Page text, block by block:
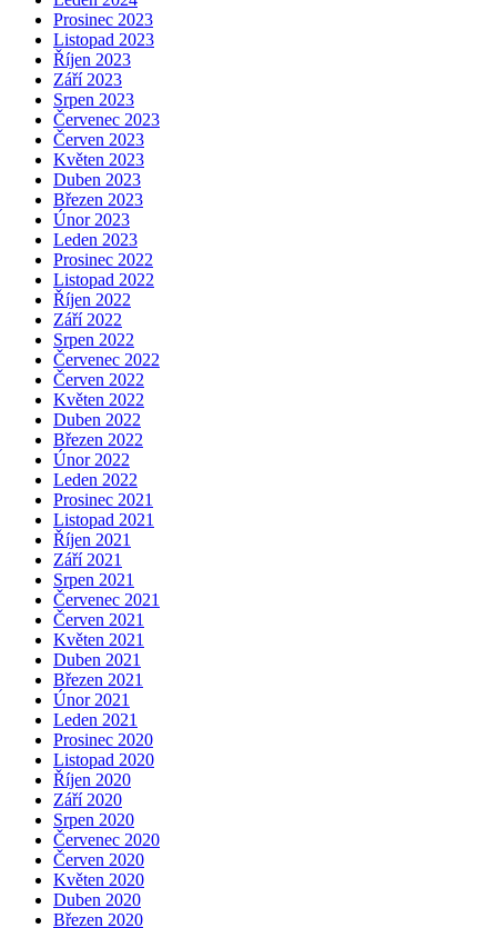
Prosinec 2023
Listopad 2023
Říjen 2023
Září 2023
Srpen 2023
Červenec 2023
Červen 2023
Květen 2023
Duben 2023
Březen 2023
Únor 2023
Leden 2023
Prosinec 2022
Listopad 2022
Říjen 2022
Září 2022
Srpen 2022
Červenec 2022
Červen 2022
Květen 2022
Duben 2022
Březen 2022
Únor 2022
Leden 2022
Prosinec 2021
Listopad 2021
Říjen 2021
Září 2021
Srpen 2021
Červenec 2021
Červen 2021
Květen 2021
Duben 2021
Březen 2021
Únor 2021
Leden 2021
Prosinec 2020
Listopad 2020
Říjen 2020
Září 2020
Srpen 2020
Červenec 2020
Červen 2020
Květen 2020
Duben 2020
Březen 2020